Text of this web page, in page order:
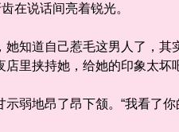
在说话间亮着锐光。
道自己惹毛这男人了，其
里挟持她，给她的印象太坏
地昂了昂下颔。“我看了你